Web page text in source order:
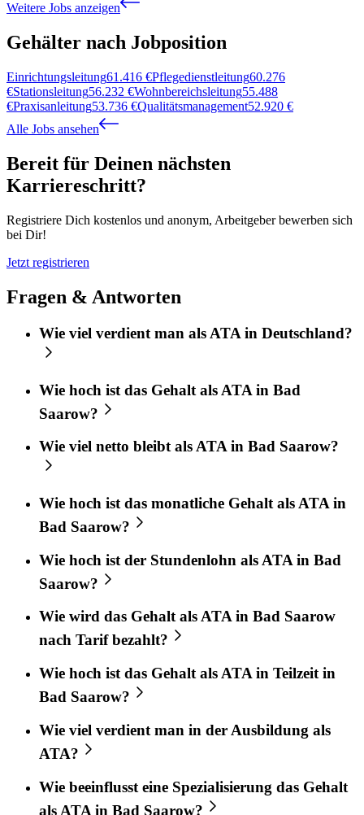
Weitere Jobs anzeigen
Gehälter nach Jobposition
Einrichtungsleitung61.416 €Pflegedienstleitung60.276
€Stationsleitung56.232 €Wohnbereichsleitung55.488
€Praxisanleitung53.736 €Qualitätsmanagement52.920 €
Alle Jobs ansehen
Bereit für Deinen nächsten
Karriereschritt?
Registriere Dich kostenlos und anonym, Arbeitgeber bewerben sich
bei Dir!
Jetzt registrieren
Fragen & Antworten
Wie viel verdient man als ATA in Deutschland?
Wie hoch ist das Gehalt als ATA in Bad
Saarow?
Wie viel netto bleibt als ATA in Bad Saarow?
Wie hoch ist das monatliche Gehalt als ATA in
Bad Saarow?
Wie hoch ist der Stundenlohn als ATA in Bad
Saarow?
Wie wird das Gehalt als ATA in Bad Saarow
nach Tarif bezahlt?
Wie hoch ist das Gehalt als ATA in Teilzeit in
Bad Saarow?
Wie viel verdient man in der Ausbildung als
ATA?
Wie beeinflusst eine Spezialisierung das Gehalt
als ATA in Bad Saarow?